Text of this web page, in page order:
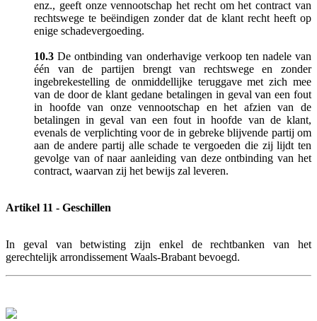
enz., geeft onze vennootschap het recht om het contract van
rechtswege te beëindigen zonder dat de klant recht heeft op
enige schadevergoeding.
10.3 De ontbinding van onderhavige verkoop ten nadele van
één van de partijen brengt van rechtswege en zonder
ingebrekestelling de onmiddellijke teruggave met zich mee
van de door de klant gedane betalingen in geval van een fout
in hoofde van onze vennootschap en het afzien van de
betalingen in geval van een fout in hoofde van de klant,
evenals de verplichting voor de in gebreke blijvende partij om
aan de andere partij alle schade te vergoeden die zij lijdt ten
gevolge van of naar aanleiding van deze ontbinding van het
contract, waarvan zij het bewijs zal leveren.
Artikel 11 - Geschillen
In geval van betwisting zijn enkel de rechtbanken van het
gerechtelijk arrondissement Waals-Brabant bevoegd.